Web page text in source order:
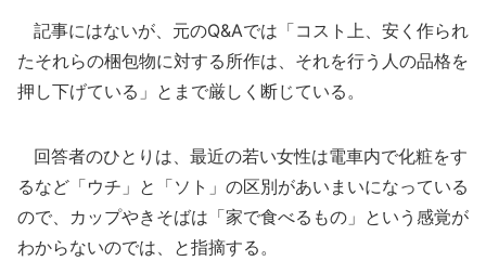
記事にはないが、元のQ&Aでは「コスト上、安く作られ
たそれらの梱包物に対する所作は、それを行う人の品格を
押し下げている」とまで厳しく断じている。
回答者のひとりは、最近の若い女性は電車内で化粧をす
るなど「ウチ」と「ソト」の区別があいまいになっている
ので、カップやきそばは「家で食べるもの」という感覚が
わからないのでは、と指摘する。